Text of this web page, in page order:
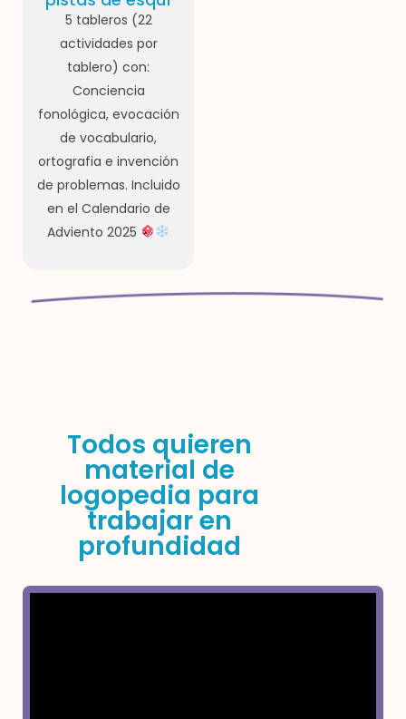
5 tableros (22
actividades por
tablero) con:
Conciencia
fonológica, evocación
de vocabulario,
ortografia e invención
de problemas. Incluido
en el Calendario de
Adviento 2025
Todos quieren
material de
logopedia para
trabajar en
profundidad